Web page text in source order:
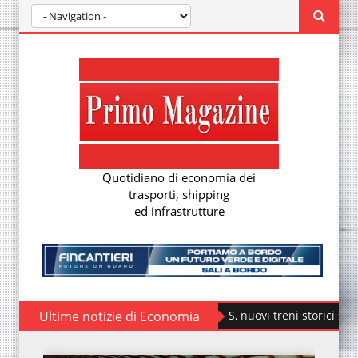
Quotidiano di economia dei
trasporti, shipping
ed infrastrutture
Ultime notizie di Economia
Fondazione FS, nuovi treni storici speciali